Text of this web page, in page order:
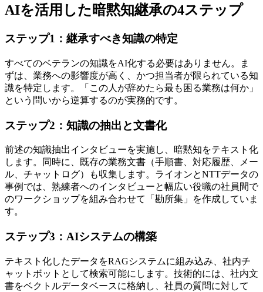
AIを活用した暗黙知継承の4ステップ
ステップ1：継承すべき知識の特定
すべてのベテランの知識をAI化する必要はありません。ま
ずは、業務への影響度が高く、かつ担当者が限られている知
識を特定します。「この人が辞めたら最も困る業務は何か」
という問いから逆算するのが実務的です。
ステップ2：知識の抽出と文書化
前述の知識抽出インタビューを実施し、暗黙知をテキスト化
します。同時に、既存の業務文書（手順書、対応履歴、メー
ル、チャットログ）も収集します。ライオンとNTTデータの
事例では、熟練者へのインタビューと幅広い役職の社員間で
のワークショップを組み合わせて「勘所集」を作成していま
す。
ステップ3：AIシステムの構築
テキスト化したデータをRAGシステムに組み込み、社内チ
ャットボットとして検索可能にします。技術的には、社内文
書をベクトルデータベースに格納し、社員の質問に対して